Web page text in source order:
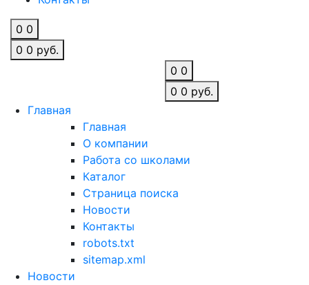
0 0
0 0 руб.
0 0
0 0 руб.
Главная
Главная
О компании
Работа со школами
Каталог
Страница поиска
Новости
Контакты
robots.txt
sitemap.xml
Новости